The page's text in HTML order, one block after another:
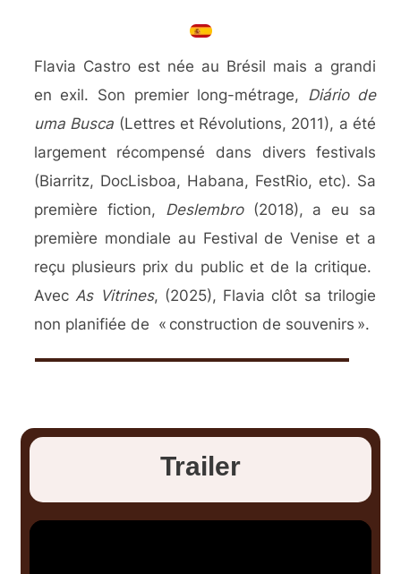
Flavia Castro est née au Brésil mais a grandi
en exil. Son premier long-métrage,
Diário de
uma Busca (Lettres et Révolutions, 2011), a été
largement récompensé dans divers festivals
(Biarritz, DocLisboa, Habana, FestRio, etc). Sa
première fiction,
Deslembro(2018), a eu sa
première mondiale au Festival de Venise et a
reçu plusieurs prix du public et de la critique.
Avec As Vitrines, (2025), Flavia clôt sa trilogie
non planifiée de « construction de souvenirs ».
Trailer